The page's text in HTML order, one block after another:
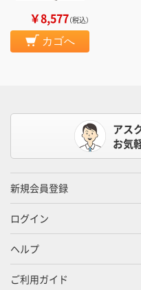
￥8,577（税込）
カゴへ
アス
お気
新規会員登録
ログイン
ヘルプ
ご利用ガイド